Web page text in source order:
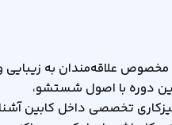
علاقه‌مندان به زیبایی
دوره با اصول شستشو،
تخصصی داخل کابین